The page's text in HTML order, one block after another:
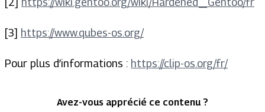
[3] https://www.qubes-os.org/
Pour plus d’informations : https://clip-os.org/fr/
Avez-vous apprécié ce contenu ?